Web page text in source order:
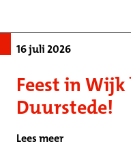
16 juli 2026
Feest in
Duurstede!
Lees meer